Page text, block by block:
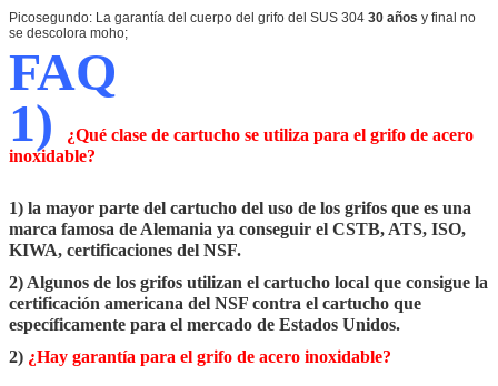
Picosegundo: La garantía del cuerpo del grifo del SUS 304 30 años y final no
se descolora moho;
FAQ
1)
¿Qué clase de cartucho se utiliza para el grifo de acero
inoxidable?
1) la mayor parte del cartucho del uso de los grifos que es una
marca famosa de Alemania ya conseguir el CSTB, ATS, ISO,
KIWA, certificaciones del NSF.
2) Algunos de los grifos utilizan el cartucho local que consigue la
certificación americana del NSF contra el cartucho que
específicamente para el mercado de Estados Unidos.
2) ¿Hay garantía para el grifo de acero inoxidable?